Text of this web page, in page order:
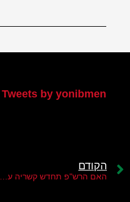
Tweets by yonibmen
הקודם
האם הרש"פ תחדש קשריה עם איחוד האמירויות?